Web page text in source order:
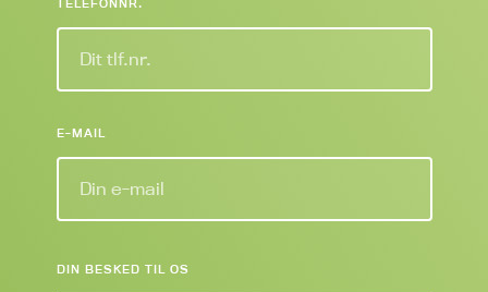
TELEFONNR.
E-MAIL
DIN BESKED TIL OS